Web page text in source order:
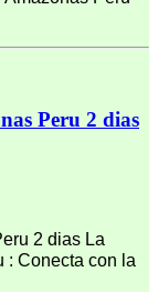
Peru 2 dias
2 dias La
: Conecta con la